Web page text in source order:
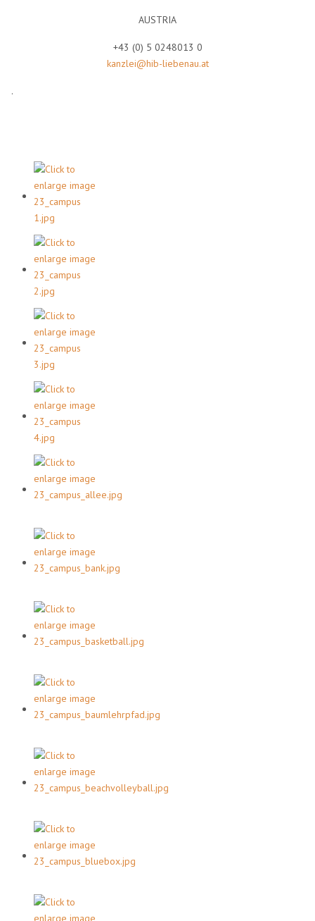
AUSTRIA
+43 (0) 5 0248013 0
kanzlei@hib-liebenau.at
.